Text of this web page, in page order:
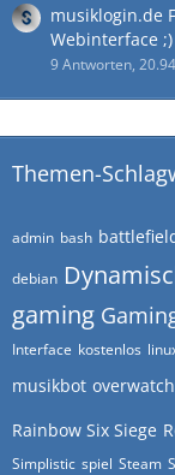
musiklogin.de
Webinterface ;)
9 Antworten,
Themen-
admin bash
debian
gaming
Interface kostenlos
musikbot overwatch
Rainbow Six Siege
Simplistic spiel Steam